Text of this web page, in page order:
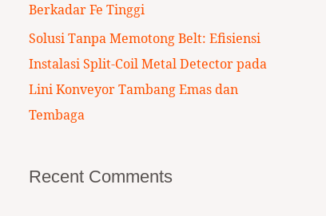
Berkadar Fe Tinggi
Solusi Tanpa Memotong Belt: Efisiensi
Instalasi Split-Coil Metal Detector pada
Lini Konveyor Tambang Emas dan
Tembaga
Recent Comments